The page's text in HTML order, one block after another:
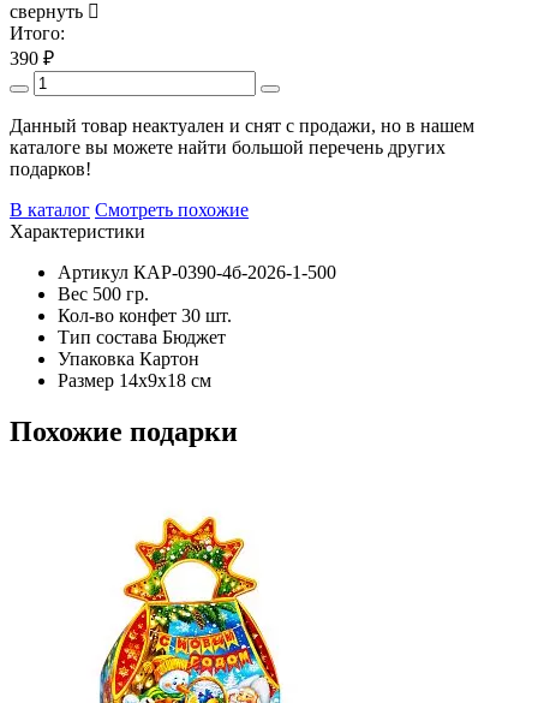
свернуть
Итого:
390 ₽
Данный товар неактуален и снят с продажи, но в нашем
каталоге вы можете найти большой перечень других
подарков!
В каталог Смотреть похожие
Характеристики
Артикул КАР-0390-4б-2026-1-500
Вес 500 гр.
Кол-во конфет 30 шт.
Тип состава Бюджет
Упаковка Картон
Размер 14х9х18 см
Похожие подарки